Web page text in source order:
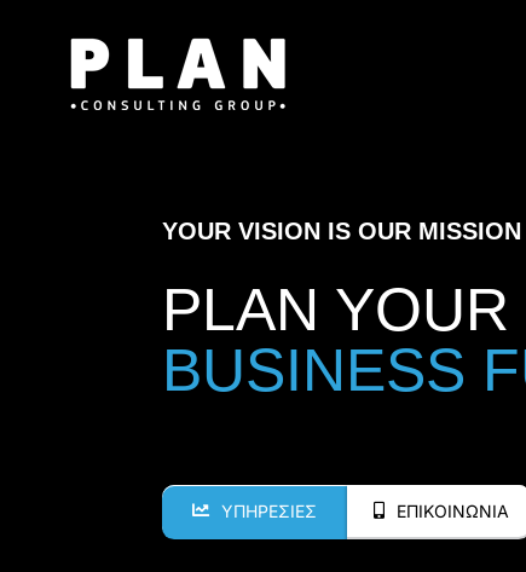
YOUR VISION IS OUR MISSION
PLAN YOUR
ΥΠΗΡΕΣΙΕΣ ΕΠΙΚΟΙΝΩΝΙΑ